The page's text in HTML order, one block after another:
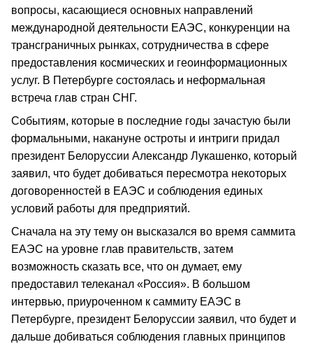
вопросы, касающиеся основных направлений
международной деятельности ЕАЭС, конкуренции на
трансграничных рынках, сотрудничества в сфере
предоставления космических и геоинформационных
услуг. В Петербурге состоялась и неформальная
встреча глав стран СНГ.
Событиям, которые в последние годы зачастую были
формальными, накануне остроты и интриги придал
президент Белоруссии Александр Лукашенко, который
заявил, что будет добиваться пересмотра некоторых
договоренностей в ЕАЭС и соблюдения единых
условий работы для предприятий.
Сначала на эту тему он высказался во время саммита
ЕАЭС на уровне глав правительств, затем
возможность сказать все, что он думает, ему
предоставил телеканал «Россия». В большом
интервью, приуроченном к саммиту ЕАЭС в
Петербурге, президент Белоруссии заявил, что будет и
дальше добиваться соблюдения главных принципов